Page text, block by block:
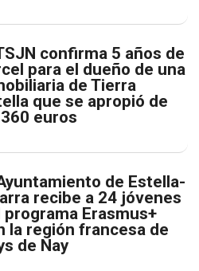
confirma 5 años de
para el dueño de una
de Tierra
que se apropió de
euros
de Estella-
recibe a 24 jóvenes
programa Erasmus+
la región francesa de
de Nay